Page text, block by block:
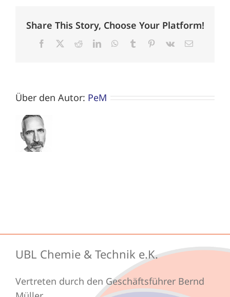
Share This Story, Choose Your Platform!
Facebook RedditLinkedInWhatsApp
Tumblr Pinterest
Vk
E-
Über den Autor: PeM
UBL Chemie & Technik e.K.
Vertreten durch den Geschäftsführer Bernd